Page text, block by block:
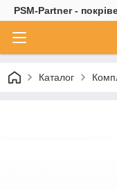
PSM-Partner -
Каталог